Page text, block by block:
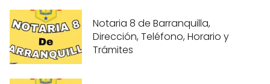
Notaria 8 de Barranquilla,
Dirección, Teléfono, Horario y
Trámites